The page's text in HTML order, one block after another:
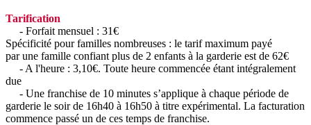
Tarification
- Forfait mensuel : 31€
Spécificité pour familles nombreuses : le tarif maximum payé
par une famille confiant plus de 2 enfants à la garderie est de 62€
- A l'heure : 3,10€. Toute heure commencée étant intégralement
due
- Une franchise de 10 minutes s’applique à chaque période de
garderie le soir de 16h40 à 16h50 à titre expérimental. La facturation
commence passé un de ces temps de franchise.